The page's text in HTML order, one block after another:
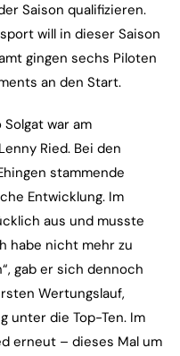
Saison qualifizieren.
will in dieser Saison
gingen sechs Piloten
an den Start.
war am
Ried. Bei den
stammende
Entwicklung. Im
aus und musste
habe nicht mehr zu
gab er sich dennoch
Wertungslauf,
unter die Top-Ten. Im
erneut – dieses Mal um